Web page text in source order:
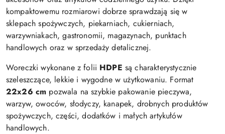
kompaktowemu rozmiarowi dobrze sprawdzają się w
sklepach spożywczych, piekarniach, cukierniach,
warzywniakach, gastronomii, magazynach, punktach
handlowych oraz w sprzedaży detalicznej.
Woreczki wykonane z folii HDPE są charakterystycznie
szeleszczące, lekkie i wygodne w użytkowaniu. Format
22x26 cm pozwala na szybkie pakowanie pieczywa,
warzyw, owoców, słodyczy, kanapek, drobnych produktów
spożywczych, części, dodatków i małych artykułów
handlowych.